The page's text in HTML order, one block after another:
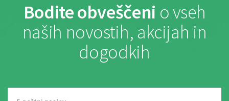
Bodite obveščeni o vseh
naših novostih, akcijah in
dogodkih